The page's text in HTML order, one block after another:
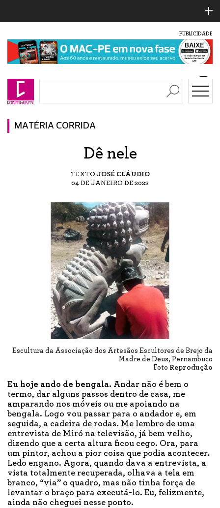
PUBLICIDADE
MATÉRIA CORRIDA
Dê nele
TEXTO JOSÉ CLÁUDIO
04 DE JANEIRO DE 2022
Escultura da Associação dos Artesãos Escultores de Brejo da
Madre de Deus, Pernambuco
Foto Reprodução
Eu hoje ando de bengala. Andar não é bem o
termo, dar alguns passos dentro de casa, me
amparando nos móveis ou me apoiando na
bengala. Logo vou passar para o andador e, em
seguida, a cadeira de rodas. Me lembro de uma
entrevista de Miró na televisão, já bem velho,
dizendo que a certa altura ficou cego. Ora, para
um pintor, achou a pior coisa que podia acontecer.
Ledo engano. Agora, quando dava a entrevista, a
vista totalmente recuperada, olhava a tela em
branco, “via” o quadro, mas não tinha força de
levantar o braço para executá-lo. Eu, felizmente,
ainda não cheguei nesse ponto.